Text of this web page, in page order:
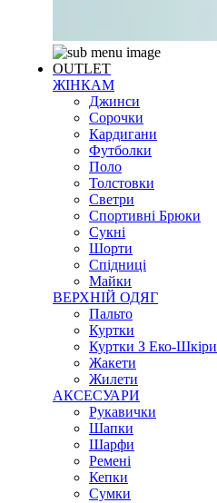
OUTLET
ЖІНКАМ
Джинси
Сорочки
Кардигани
Футболки
Поло
Толстовки
Светри
Спортивні Брюки
Сукні
Шорти
Спідниці
Майки
ВЕРХНІЙ ОДЯГ
Пальто
Куртки
Куртки З Еко-Шкіри
Жакети
Жилети
АКСЕСУАРИ
Рукавички
Шапки
Шарфи
Ремені
Кепки
Сумки